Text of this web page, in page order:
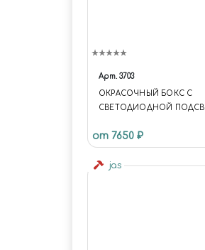
Арт. 3703
ОКРАСОЧНЫЙ БОКС С
СВЕТОДИОДНОЙ ПОДСВ.
от 7650 ₽
jas